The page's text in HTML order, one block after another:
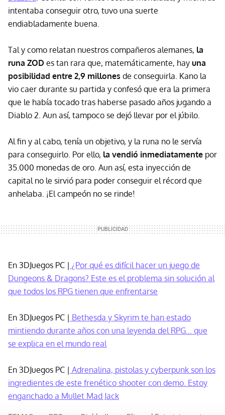
intentaba conseguir otro, tuvo una suerte
endiabladamente buena.
Tal y como relatan nuestros compañeros alemanes, la
runa ZOD es tan rara que, matemáticamente, hay una
posibilidad entre 2,9 millones de conseguirla. Kano la
vio caer durante su partida y confesó que era la primera
que le había tocado tras haberse pasado años jugando a
Diablo 2. Aun así, tampoco se dejó llevar por el júbilo.
Al fin y al cabo, tenía un objetivo, y la runa no le servía
para conseguirlo. Por ello, la vendió inmediatamente por
35.000 monedas de oro. Aun así, esta inyección de
capital no le sirvió para poder conseguir el récord que
anhelaba. ¡El campeón no se rinde!
En 3DJuegos PC | ¿Por qué es difícil hacer un juego de
Dungeons & Dragons? Este es el problema sin solución al
que todos los RPG tienen que enfrentarse
En 3DJuegos PC | Bethesda y Skyrim te han estado
mintiendo durante años con una leyenda del RPG... que
se explica en el mundo real
En 3DJuegos PC | Adrenalina, pistolas y cyberpunk son los
ingredientes de este frenético shooter con demo. Estoy
enganchado a Mullet Mad Jack